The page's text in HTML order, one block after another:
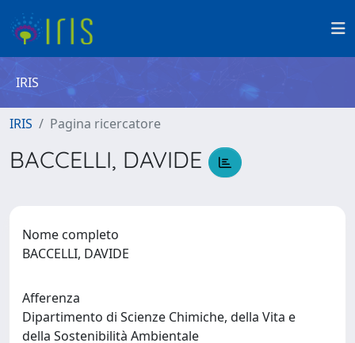
IRIS
IRIS Pagina ricercatore
BACCELLI, DAVIDE
Nome completo
BACCELLI, DAVIDE
Afferenza
Dipartimento di Scienze Chimiche, della Vita e
della Sostenibilità Ambientale